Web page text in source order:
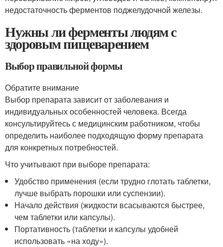
недостаточность ферментов поджелудочной железы.
Нужны ли ферменты людям с
здоровым пищеварением
Выбор правильной формы
Обратите внимание
Выбор препарата зависит от заболевания и
индивидуальных особенностей человека. Всегда
консультируйтесь с медицинским работником, чтобы
определить наиболее подходящую форму препарата
для конкретных потребностей.
Что учитывают при выборе препарата:
Удобство применения (если трудно глотать таблетки,
лучше выбрать порошки или суспензии).
Начало действия (жидкости всасываются быстрее,
чем таблетки или капсулы).
Портативность (таблетки и капсулы удобней
использовать «на ходу»).